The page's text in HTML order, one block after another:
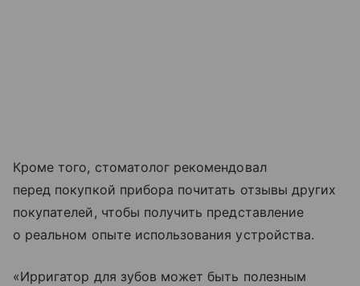
Кроме того, стоматолог рекомендовал
перед покупкой прибора почитать отзывы других
покупателей, чтобы получить представление
о реальном опыте использования устройства.
«Ирригатор для зубов может быть полезным